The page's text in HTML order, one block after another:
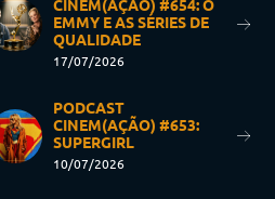
CINEM(AÇÃO) #654: O
EMMY E AS SÉRIES DE
QUALIDADE
17/07/2026
PODCAST
CINEM(AÇÃO) #653:
SUPERGIRL
10/07/2026